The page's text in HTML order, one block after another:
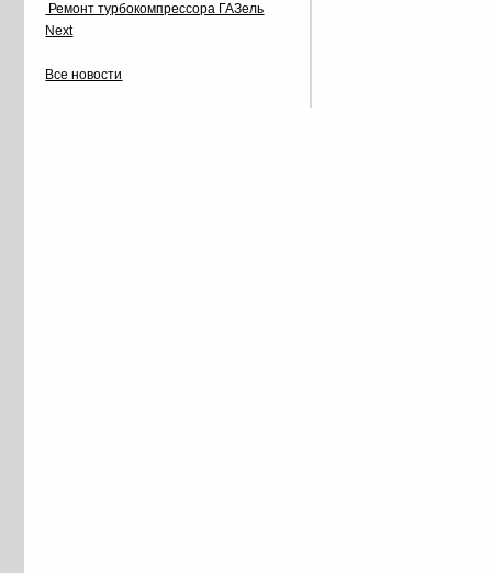
Ремонт турбокомпрессора ГАЗель
Next
Все новости